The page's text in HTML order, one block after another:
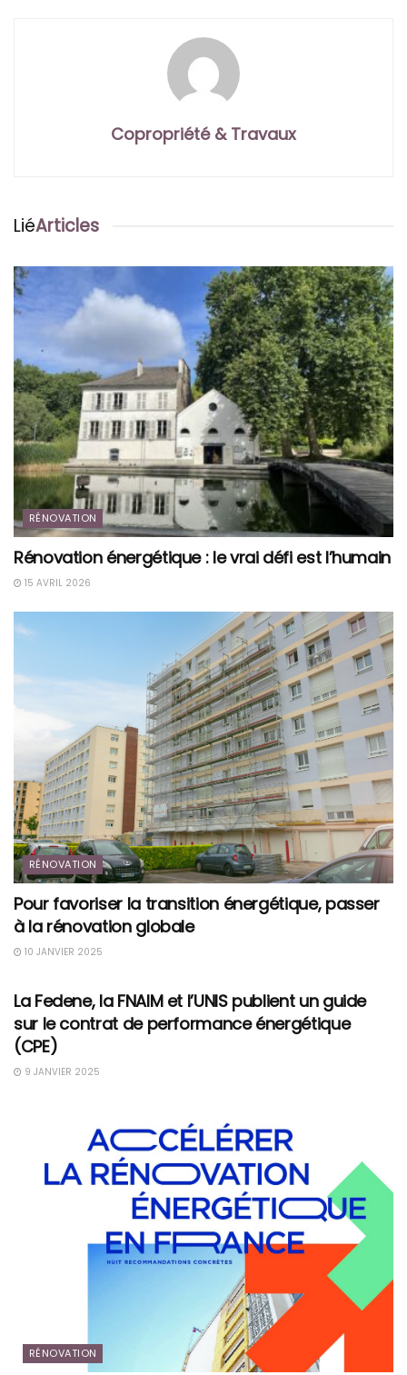
Copropriété & Travaux
LiéArticles
RÉNOVATION
Rénovation énergétique : le vrai défi est l’humain
15 AVRIL 2026
RÉNOVATION
Pour favoriser la transition énergétique, passer
à la rénovation globale
10 JANVIER 2025
La Fedene, la FNAIM et l’UNIS publient un guide
sur le contrat de performance énergétique
(CPE)
9 JANVIER 2025
RÉNOVATION